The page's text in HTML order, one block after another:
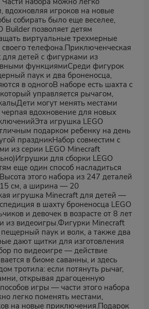
вдохновляя игроков на новые
собирать было еще веселее,
Builder позволяет детям
виртуальные трехмерные
телефона.Приключенческая
детей с фигурками из
функциямиСреди фигурок
паук и два броненосца,
в одногоВ наборе есть шахта с
управляется рычагом,
могут менять местами
вдохновение для новых
игрушка LEGO
подарком ребенку на день
праздникНабор совместим с
из серии LEGO Minecraft
для сборки LEGO
еще один способ насладиться
этого набора из 247 деталей
15 см, а ширина — 20
игрушка Minecraft для детей —
в шахту броненосца LEGO
и девочек в возрасте от 8 лет
из видеоигры.Фигурки Minecraft
паук и волк, а также два
дают щитки для изготовления
по видеоигре — действие
в биоме саванны, и здесь
тротила: если потянуть рычаг,
открывая драгоценную
игры — части этого набора
легко поменять местами,
на новые приключения.Подарок